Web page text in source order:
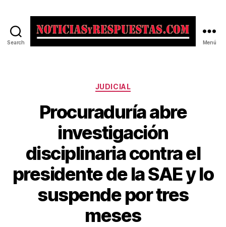
Search Menú
Categorías
JUDICIAL
Procuraduría abre
investigación
disciplinaria contra el
presidente de la SAE y lo
suspende por tres
meses